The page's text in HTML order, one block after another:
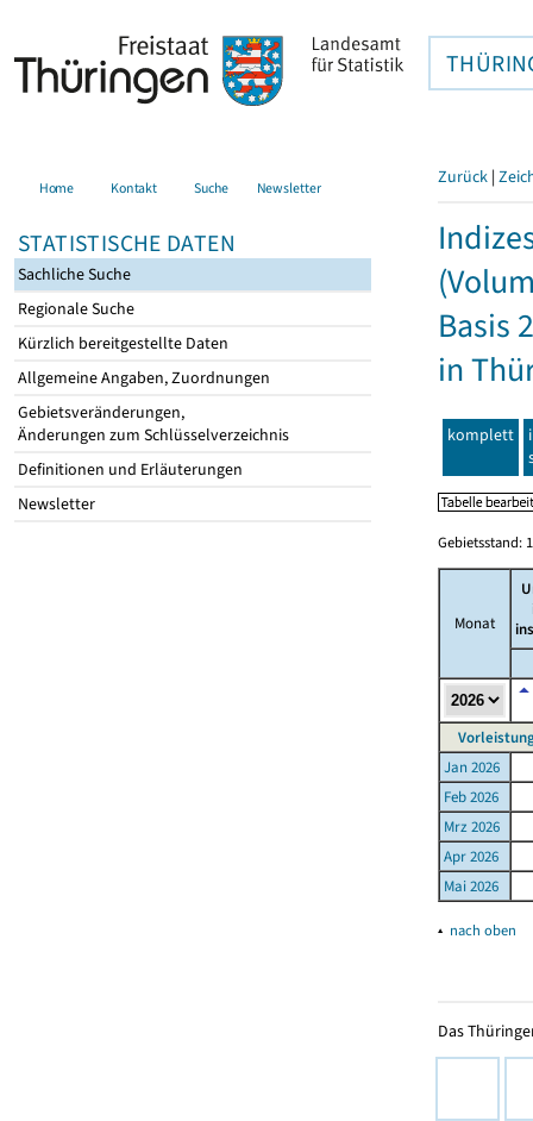
Home Kontakt Suche Newsletter
STATISTISCHE DATEN
Sachliche Suche
Regionale Suche
Kürzlich bereitgestellte Daten
Allgemeine Angaben, Zuordnungen
Gebietsveränderungen,
Änderungen zum Schlüsselverzeichnis
Definitionen und Erläuterungen
Newsletter
Zurück |
Basis
in
komplett
Gebietsstand:
Monat
Jan 2026
Feb 2026
Mrz 2026
Apr 2026
Mai 2026
▴ nach oben
Das